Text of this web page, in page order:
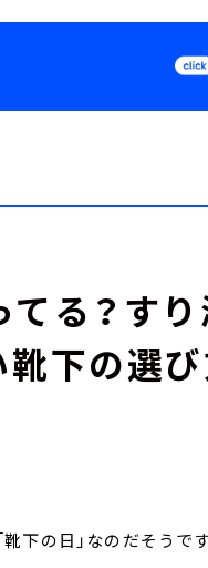
Podcast
る？す
下の選
下の日」なのだそうです